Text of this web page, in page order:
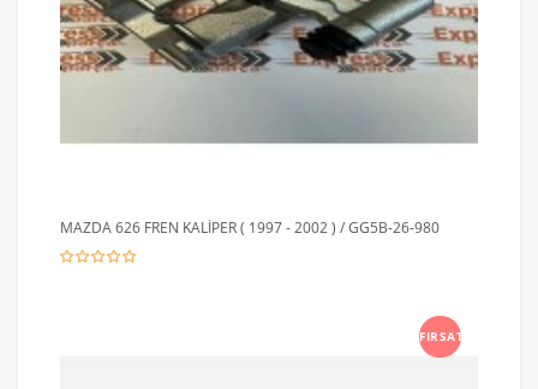
MAZDA 626 FREN KALİPER ( 1997 - 2002 ) / GG5B-26-980
FIRSAT